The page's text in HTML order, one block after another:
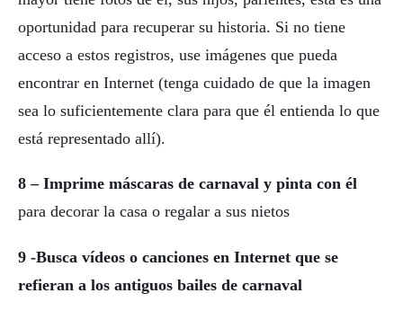
oportunidad para recuperar su historia. Si no tiene
acceso a estos registros, use imágenes que pueda
encontrar en Internet (tenga cuidado de que la imagen
sea lo suficientemente clara para que él entienda lo que
está representado allí).
8 – Imprime máscaras de carnaval y pinta con él
para decorar la casa o regalar a sus nietos
9 -Busca vídeos o canciones en Internet que se
refieran a los antiguos bailes de carnaval